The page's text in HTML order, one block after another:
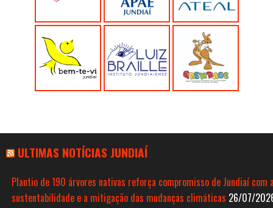
ULTIMAS NOTÍCIAS JUNDIAÍ
Plantio de 190 árvores nativas reforça compromisso de Jundiaí com
sustentabilidade e a mitigação das mudanças climáticas 26/07/